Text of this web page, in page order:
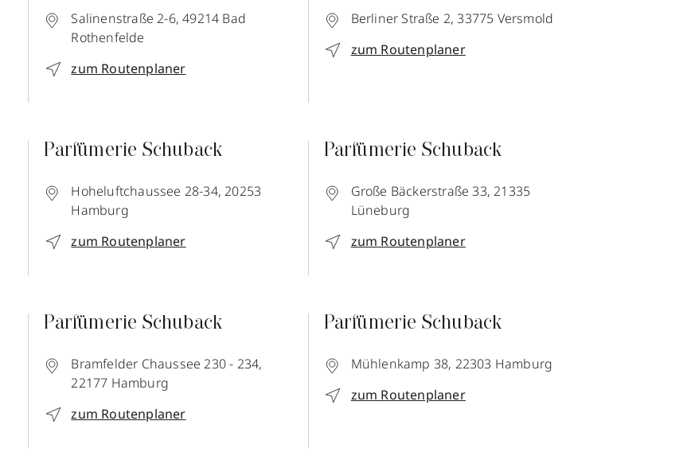
Salinenstraße 2-6, 49214 Bad
Rothenfelde
zum Routenplaner
Berliner Straße 2, 33775 Versmold
zum Routenplaner
Parfümerie Schuback
Hoheluftchaussee 28-34, 20253
Hamburg
zum Routenplaner
Parfümerie Schuback
Große Bäckerstraße 33, 21335
Lüneburg
zum Routenplaner
Parfümerie Schuback
Bramfelder Chaussee 230 - 234,
22177 Hamburg
zum Routenplaner
Parfümerie Schuback
Mühlenkamp 38, 22303 Hamburg
zum Routenplaner